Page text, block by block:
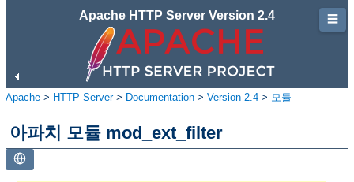
Apache HTTP Server Version 2.4
Apache > HTTP Server> Documentation > Version 2.4 > 모듈
아파치 모듈 mod_ext_filter
☰